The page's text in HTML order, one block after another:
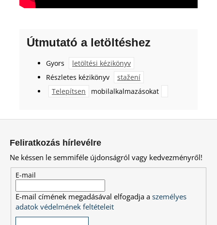
Útmutató a letöltéshez
Gyors
letöltési kézikönyv
Részletes kézikönyv
stažení
Telepítsen
mobilalkalmazásokat
Feliratkozás hírlevélre
Ne késsen le semmiféle újdonságról vagy kedvezményről!
E-mail
E-mail címének megadásával elfogadja aszemélyes
adatok védelmének feltételeit